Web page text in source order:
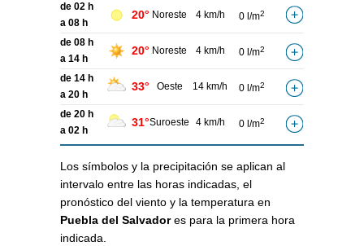
de 02 h
a 08 h
20° Noreste 4 km/h 0 l/m2
de 08 h
a 14 h
20° Noreste 4 km/h 0 l/m2
de 14 h
a 20 h
33° Oeste 14 km/h 0 l/m2
de 20 h
a 02 h
31°Suroeste 4 km/h 0 l/m2
Los símbolos y la precipitación se aplican al
intervalo entre las horas indicadas, el
pronóstico del viento y la temperatura en
Puebla del Salvadores para la primera hora
indicada.